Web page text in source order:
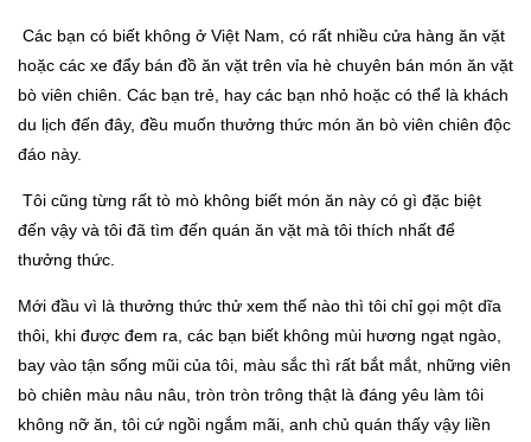
Các bạn có biết không ở Việt Nam, có rất nhiều cửa hàng ăn vặt
hoặc các xe đẩy bán đồ ăn vặt trên vỉa hè chuyên bán món ăn vặt
bò viên chiên. Các bạn trẻ, hay các bạn nhỏ hoặc có thể là khách
du lịch đến đây, đều muốn thưởng thức món ăn bò viên chiên độc
đáo này.
Tôi cũng từng rất tò mò không biết món ăn này có gì đặc biệt
đến vậy và tôi đã tìm đến quán ăn vặt mà tôi thích nhất để
thưởng thức.
Mới đầu vì là thưởng thức thử xem thế nào thì tôi chỉ gọi một dĩa
thôi, khi được đem ra, các bạn biết không mùi hương ngạt ngào,
bay vào tận sống mũi của tôi, màu sắc thì rất bắt mắt, những viên
bò chiên màu nâu nâu, tròn tròn trông thật là đáng yêu làm tôi
không nỡ ăn, tôi cứ ngồi ngắm mãi, anh chủ quán thấy vậy liền